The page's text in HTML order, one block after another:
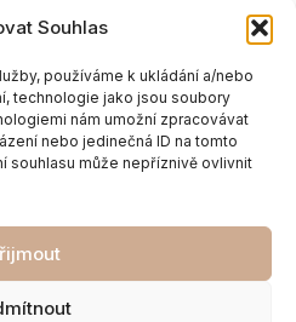
Souhlas
používáme k ukládání a/nebo
technologie jako jsou soubory
nám umožní zpracovávat
nebo jedinečná ID na tomto
souhlasu může nepříznivě ovlivnit
E-mail